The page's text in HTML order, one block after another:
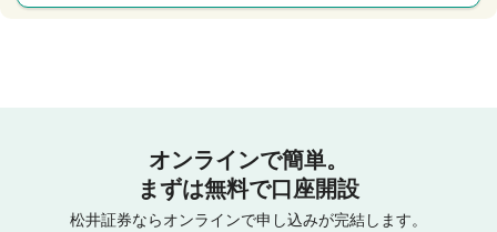
オンラインで簡単。
まずは無料で口座開設
松井証券ならオンラインで申し込みが完結します。